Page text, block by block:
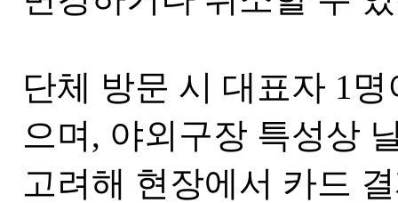
단체 방문 시 대표자 1
으며, 야외구장 특성상
고려해 현장에서 카드